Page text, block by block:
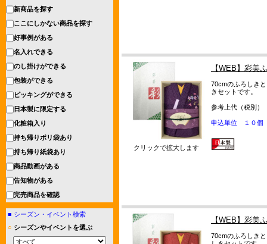
新商品を探す
ここにしかない商品を探す
好事例がある
名入れできる
のし掛けができる
包装ができる
ピッキングができる
日本製に限定する
化粧箱入り
持ち帰りポリ袋あり
持ち帰り紙袋あり
商品動画がある
告知物がある
完売商品を確認
■ シーズン・イベント検索
○ シーズンやイベントを選ぶ
クリックで拡大します
【WEB】彩美
70cmのふろしき
きセットです。
参考上代（税別）
申込単位 １０個
【WEB】彩美
70cmのふろしき